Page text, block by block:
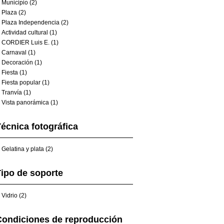
Municipio (2)
Plaza (2)
Plaza Independencia (2)
Actividad cultural (1)
CORDIER Luis E. (1)
Carnaval (1)
Decoración (1)
Fiesta (1)
Fiesta popular (1)
Tranvía (1)
Vista panorámica (1)
fotográfica
Gelatina y plata (2)
de soporte
Vidrio (2)
de reproducción